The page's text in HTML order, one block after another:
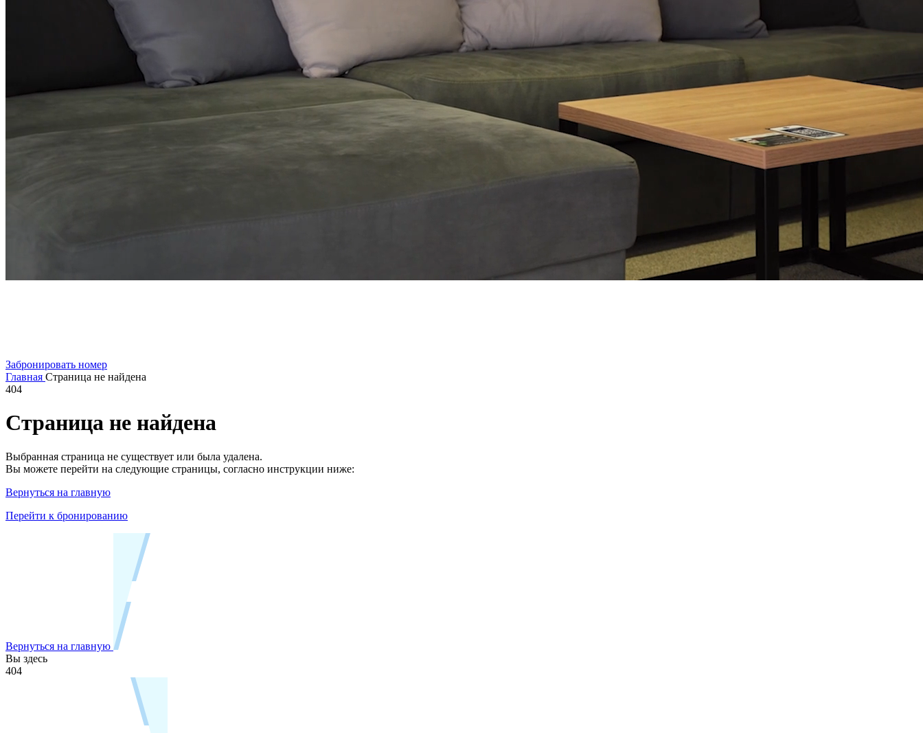
Забронировать номер
Главная Страница не найдена
404
Страница не найдена
Выбранная страница не существует или была удалена.
Вы можете перейти на следующие страницы, согласно инструкции ниже:
Вернуться на главную
Перейти к бронированию
Вернуться на главную
Вы здесь
404